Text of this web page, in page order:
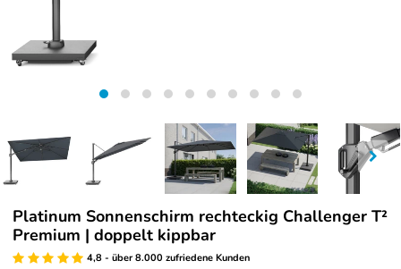
Platinum Sonnenschirm rechteckig Challenger T²
Premium | doppelt kippbar
4,8 - über 8.000 zufriedene Kunden